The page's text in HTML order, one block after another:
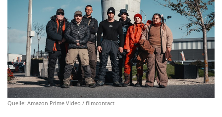
Quelle: Amazon Prime Video / filmcontact